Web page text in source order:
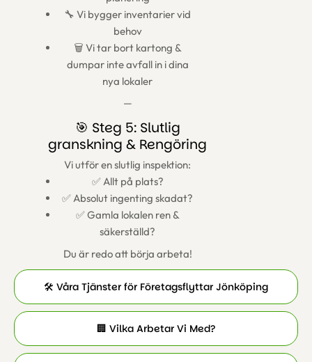
🛠️ Våra Tjänster för Företagsflyttar Jönköping
🏢 Vilka Arbetar Vi Med?
🔧 Vi bygger inventarier vid
behov
🗑️ Vi tar bort kartong &
dumpar inte avfall in i dina
nya lokaler
—
🎯 Steg 5: Slutlig
granskning & Rengöring
Vi utför en slutlig inspektion:
✅ Allt på plats?
✅ Absolut ingenting skadat?
✅ Gamla lokalen ren &
säkerställd?
Du är redo att börja arbeta!